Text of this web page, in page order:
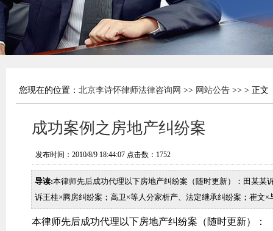
您现在的位置： 北京李诗怀律师法律咨询网 >> 网站公告 >> > 正文
成功案例之房地产纠纷案
发布时间：2010/8/9 18:44:07 点击数： 1752
导读:本律师先后成功代理以下房地产纠纷案（随时更新）：田某
诉王桂×腾房纠纷案；高卫×等人分家析产、法定继承纠纷案；崔文
本律师先后成功代理以下房地产纠纷案（随时更新）：